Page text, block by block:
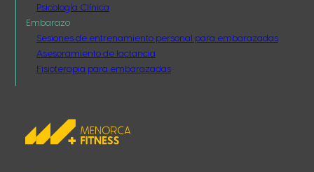
Psicología Clínica
Embarazo
Sesiones de entrenamiento personal para embarazadas
Asesoramiento de lactancia
Fisioterapia para embarazadas